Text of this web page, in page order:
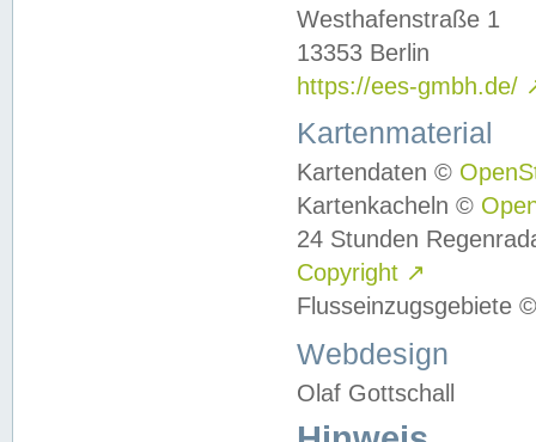
Westhafenstraße 1
13353 Berlin
https://ees-gmbh.de/
Kartenmaterial
Kartendaten ©
Kartenkacheln ©
24 Stunden
Copyright ↗
Flusseinzugsgebiete
Webdesign
Olaf Gottschall